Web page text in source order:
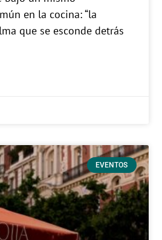
en la cocina: “la
que se esconde detrás
EVENTOS